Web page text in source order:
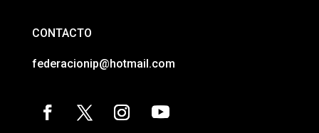
CONTACTO
federacionip@hotmail.com